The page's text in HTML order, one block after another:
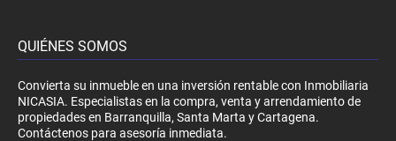
QUIÉNES SOMOS
Convierta su inmueble en una inversión rentable con Inmobiliaria
NICASIA. Especialistas en la compra, venta y arrendamiento de
propiedades en Barranquilla, Santa Marta y Cartagena.
Contáctenos para asesoría inmediata.